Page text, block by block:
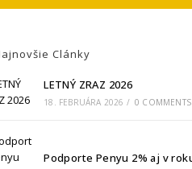
Clánky
LETNÝ ZRAZ 2026
18. FEBRUÁRA 2026 / 0 COMMENTS
Podporte Penyu 2% aj v